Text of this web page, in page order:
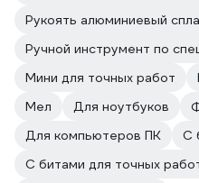
Рукоять алюминиевый
Ручной инструмент по
Мини для точных работ
Мел
Для ноутбуков
Для компьютеров ПК
С
С битами для точных